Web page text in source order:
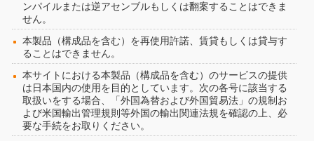
ンパイルまたは逆アセンブルもしくは翻案することはできま
せん。
本製品（構成品を含む）を再使用許諾、賃貸もしくは貸与す
ることはできません。
本サイトにおける本製品（構成品を含む）のサービスの提供
は日本国内の使用を目的としています。次の各号に該当する
取扱いをする場合、「外国為替および外国貿易法」の規制お
よび米国輸出管理規則等外国の輸出関連法規を確認の上、必
要な手続をお取りください。